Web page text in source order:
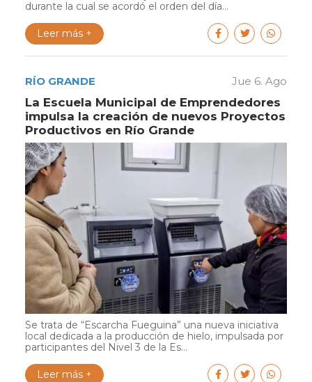
durante la cual se acordó el orden del día...
Leer más +
RÍO GRANDE Jue 6. Ago
La Escuela Municipal de Emprendedores
impulsa la creación de nuevos Proyectos
Productivos en Río Grande
Se trata de “Escarcha Fueguina” una nueva iniciativa
local dedicada a la producción de hielo, impulsada por
participantes del Nivel 3 de la Es...
Leer más +